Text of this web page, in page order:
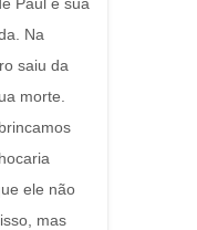
Na
saiu da
morte.
ele não
mas